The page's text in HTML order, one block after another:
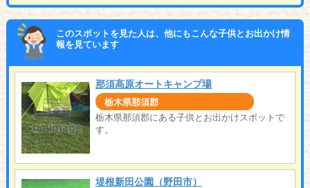
このスポットを見た人は、他にもこんな子供とお出かけ情
報を見ています
那須高原オートキャンプ場
栃木県那須郡
栃木県那須郡にある子供とお出かけスポットで
す。
堤根新田公園（野田市）